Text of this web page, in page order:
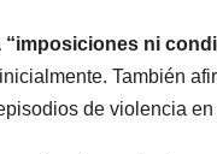
“imposiciones ni
También
de violencia